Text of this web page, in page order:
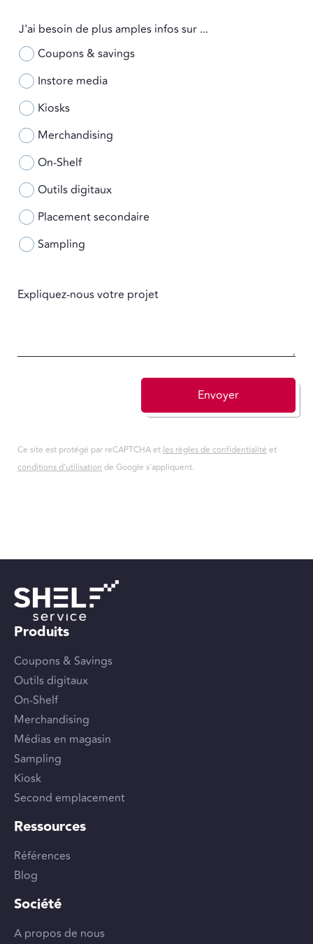
J'ai besoin de plus amples infos sur ...
Coupons & savings
Instore media
Kiosks
Merchandising
On-Shelf
Outils digitaux
Placement secondaire
Sampling
Expliquez-nous votre projet
Envoyer
Ce site est protégé par reCAPTCHA etles règles de confidentialitéet
conditions d'utilisationde Google s'appliquent.
Produits
Coupons & Savings
Outils digitaux
On-Shelf
Merchandising
Médias en magasin
Sampling
Kiosk
Second emplacement
Ressources
Références
Blog
Société
A propos de nous